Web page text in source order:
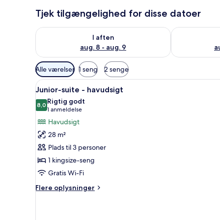
Tjek tilgængelighed for disse datoer
I aften
aug. 8 - aug. 9
Tjek tilgængelighed for i aften aug. 8 - aug. 9
Tjek
Tilgængelige
filtre
for
værelser
Alle værelser 1 seng 2 senge
Indlæs
alle
billeder
af
Junior-
suite
-
havudsigt
Et soveværelse med en seng,
8
Junior-suite - havudsigt
8,08,0 ud af 10
Rigtig godt
1 anmeldelse
(1
anmeldelse)
Havudsigt
28 m²
Plads til 3 personer
1 kingsize-seng
Gratis Wi-Fi
Flere oplysninger
Flere